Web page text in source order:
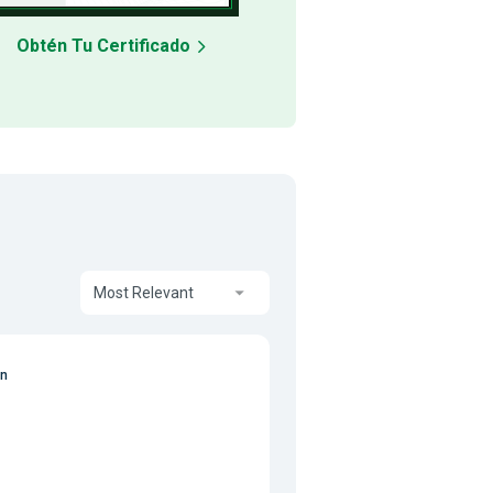
Obtén Tu Certificado
Most Relevant